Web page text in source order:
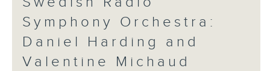
Symphony Orchestra:
Daniel Harding and
Valentine Michaud